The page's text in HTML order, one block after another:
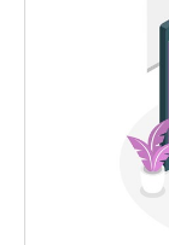
بانک، بیمه و سرمایه